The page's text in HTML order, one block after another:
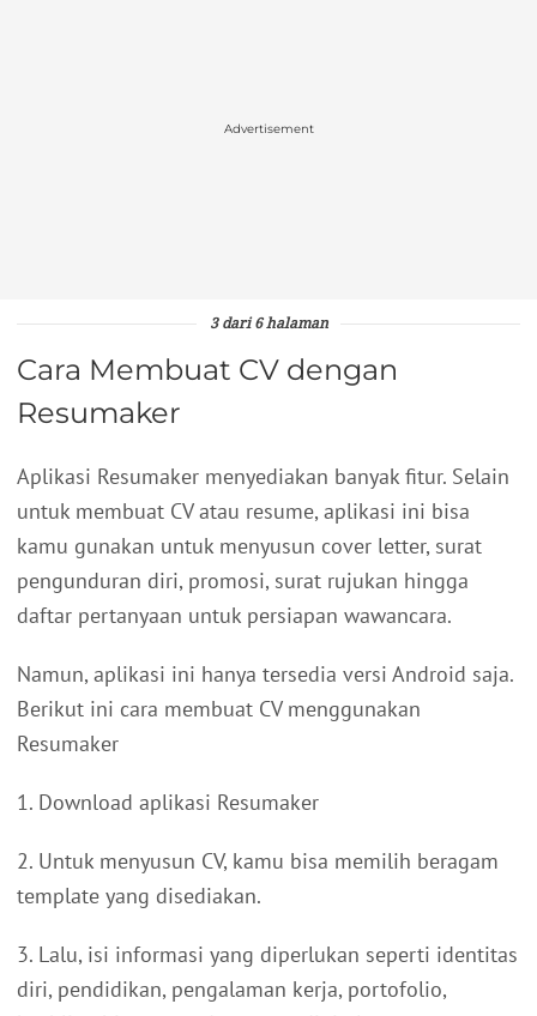
Advertisement
3 dari 6 halaman
Cara Membuat CV dengan
Resumaker
Aplikasi Resumaker menyediakan banyak fitur. Selain
untuk membuat CV atau resume, aplikasi ini bisa
kamu gunakan untuk menyusun cover letter, surat
pengunduran diri, promosi, surat rujukan hingga
daftar pertanyaan untuk persiapan wawancara.
Namun, aplikasi ini hanya tersedia versi Android saja.
Berikut ini cara membuat CV menggunakan
Resumaker
1. Download aplikasi Resumaker
2. Untuk menyusun CV, kamu bisa memilih beragam
template yang disediakan.
3. Lalu, isi informasi yang diperlukan seperti identitas
diri, pendidikan, pengalaman kerja, portofolio,